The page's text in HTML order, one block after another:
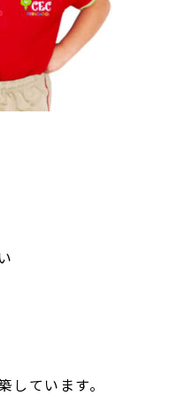
ています。